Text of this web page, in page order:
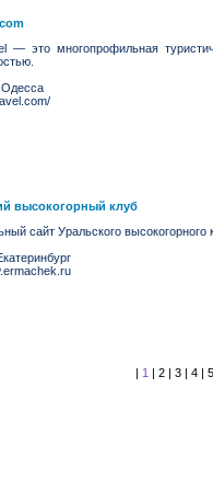
— это многопрофильная
Одесса
высокогорный клуб
сайт Уральского
| 1 | 2| 3| 4| 5